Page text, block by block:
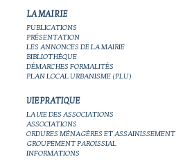
LA MAIRIE
PUBLICATIONS
PRÉSENTATION
LES ANNONCES DE LA MAIRIE
BIBLIOTHÈQUE
DÉMARCHES FORMALITÉS
PLAN LOCAL URBANISME (PLU)
VIE PRATIQUE
LA VIE DES ASSOCIATIONS
ASSOCIATIONS
ORDURES MÉNAGÈRES ET ASSAINISSEMENT
GROUPEMENT PAROISSIAL
INFORMATIONS